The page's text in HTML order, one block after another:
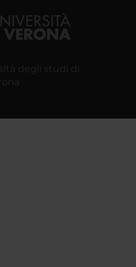
degli studi di